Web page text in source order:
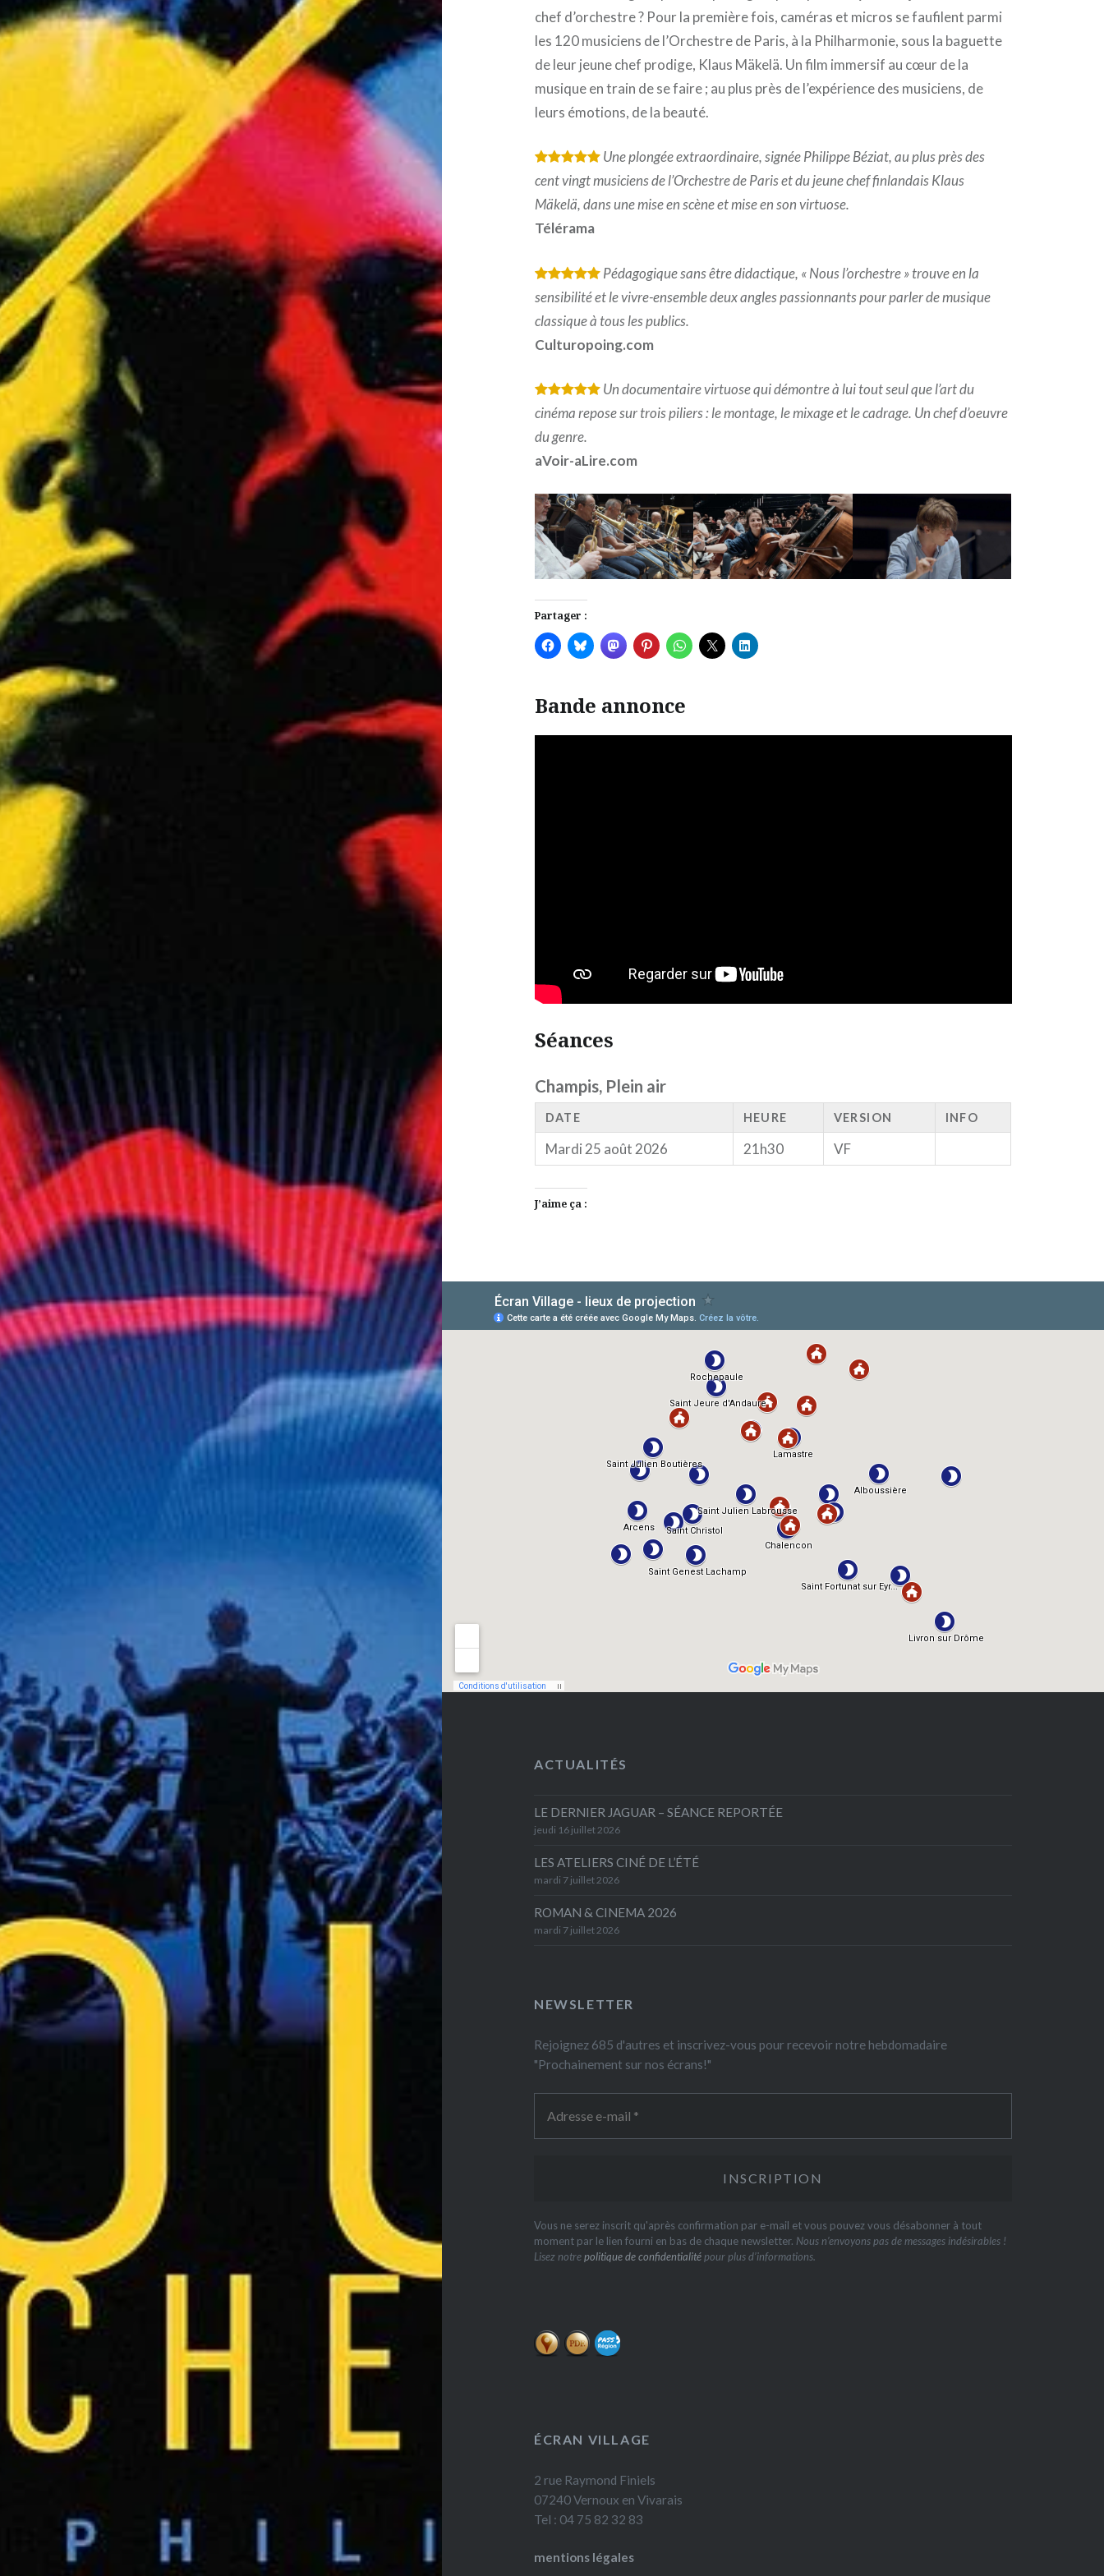
chef d’orchestre ? Pour la première fois, caméras et micros se faufilent parmi
les 120 musiciens de l’Orchestre de Paris, à la Philharmonie, sous la baguette
de leur jeune chef prodige, Klaus Mäkelä. Un film immersif au cœur de la
musique en train de se faire ; au plus près de l’expérience des musiciens, de
leurs émotions, de la beauté.
* * * * *Une plongée extraordinaire, signée Philippe Béziat, au plus près des
cent vingt musiciens de l’Orchestre de Paris et du jeune chef finlandais Klaus
Mäkelä, dans une mise en scène et mise en son virtuose.
Télérama
* * * * *Pédagogique sans être didactique, « Nous l’orchestre » trouve en la
sensibilité et le vivre-ensemble deux angles passionnants pour parler de musique
classique à tous les publics.
Culturopoing.com
* * * * *Un documentaire virtuose qui démontre à lui tout seul que l’art du
cinéma repose sur trois piliers : le montage, le mixage et le cadrage. Un chef d’oeuvre
du genre.
aVoir-aLire.com
Partager :
Bande annonce
Séances
Champis, Plein air
DATE HEURE VERSION INFO
Mardi 25 août 2026 21h30 VF
J’aime ça :
AlloCiné
ACTUALITÉS
LE DERNIER JAGUAR – SÉANCE REPORTÉE
jeudi 16 juillet 2026
LES ATELIERS CINÉ DE L’ÉTÉ
mardi 7 juillet 2026
ROMAN & CINEMA 2026
mardi 7 juillet 2026
NEWSLETTER
Rejoignez 685 d'autres et inscrivez-vous pour recevoir notre hebdomadaire
"Prochainement sur nos écrans!"
Vous ne serez inscrit qu'après confirmation par e-mail et vous pouvez vous désabonner à tout
moment par le lien fourni en bas de chaque newsletter. Nous n’envoyons pas de messages indésirables !
Lisez notrepolitique de confidentialitépour plus d’informations.
ÉCRAN VILLAGE
2 rue Raymond Finiels
07240 Vernoux en Vivarais
Tel : 04 75 82 32 83
mentions légales